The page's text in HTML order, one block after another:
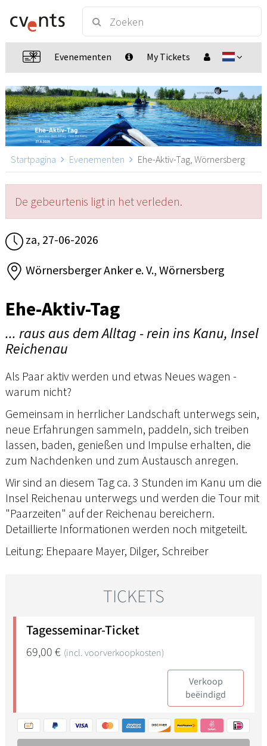
Evenementen My Tickets
Startpagina Evenementen Ehe-Aktiv-Tag, Wörnersberg
De gebeurtenis ligt in het verleden.
za, 27-06-2026
Wörnersberger Anker e. V., Wörnersberg
Ehe-Aktiv-Tag
... raus aus dem Alltag - rein ins Kanu, Insel
Reichenau
Als Paar aktiv werden und etwas Neues wagen -
warum nicht?
Gemeinsam in herrlicher Landschaft unterwegs sein,
neue Erfahrungen sammeln, paddeln, sich treiben
lassen, baden, genießen und Impulse erhalten, die
zum Nachdenken und zum Austausch anregen.
Wir sind an diesem Tag ca. 3 Stunden im Kanu um die
Insel Reichenau unterwegs und werden die Tour mit
"Paarzeiten" auf der Reichenau bereichern.
Detaillierte Informationen werden noch mitgeteilt.
Leitung: Ehepaare Mayer, Dilger, Schreiber